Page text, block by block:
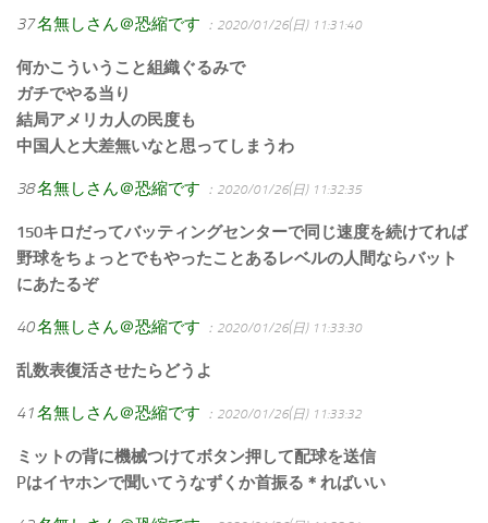
37名無しさん＠恐縮です ：2020/01/26(日) 11:31:40
何かこういうこと組織ぐるみで
ガチでやる当り
結局アメリカ人の民度も
中国人と大差無いなと思ってしまうわ
38名無しさん＠恐縮です ：2020/01/26(日) 11:32:35
150キロだってバッティングセンターで同じ速度を続けてれば
野球をちょっとでもやったことあるレベルの人間ならバット
にあたるぞ
40名無しさん＠恐縮です ：2020/01/26(日) 11:33:30
乱数表復活させたらどうよ
41名無しさん＠恐縮です ：2020/01/26(日) 11:33:32
ミットの背に機械つけてボタン押して配球を送信
Pはイヤホンで聞いてうなずくか首振る＊ればいい